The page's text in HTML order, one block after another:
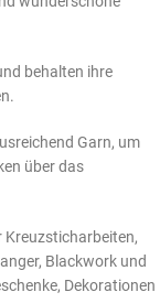
behalten ihre
Garn, um
über das
Kreuzsticharbeiten,
Blackwork und
Dekorationen